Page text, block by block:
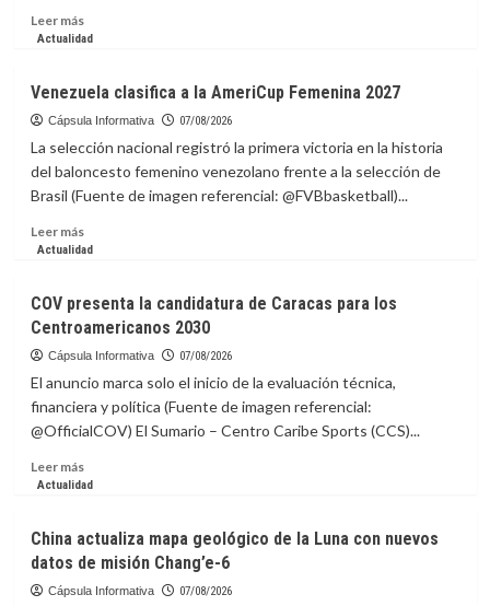
paneles
la
EEI
Leer másLeer
más
renueva
con
Madrid
hasta
Actualidad
Venezuela clasifica a la AmeriCup Femenina 2027
Cápsula Informativa 07/08/2026
La selección nacional registró la primera victoria en la historia
del baloncesto femenino venezolano frente a la selección de
Brasil (Fuente de imagen referencial: @FVBbasketball)...
Leer másLeer
más
clasifica
a
la
Femenina
2027
Actualidad
COV presenta la candidatura de Caracas para los
Centroamericanos 2030
Cápsula Informativa 07/08/2026
El anuncio marca solo el inicio de la evaluación técnica,
financiera y política (Fuente de imagen referencial:
@OfficialCOV) El Sumario – Centro Caribe Sports (CCS)...
Leer másLeer
más
presenta
la
candidatura
Actualidad
China actualiza mapa geológico de la Luna con nuevos
datos de misión Chang’e-6
Cápsula Informativa 07/08/2026